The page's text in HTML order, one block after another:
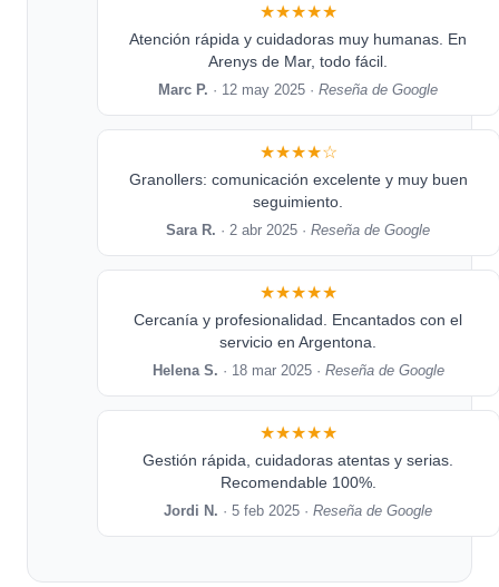
★★★★★
Atención rápida y cuidadoras muy humanas. En
Arenys de Mar, todo fácil.
Marc P. · 12 may 2025 ·Reseña de Google
★★★★☆
Granollers: comunicación excelente y muy buen
seguimiento.
Sara R. · 2 abr 2025 ·Reseña de Google
★★★★★
Cercanía y profesionalidad. Encantados con el
servicio en Argentona.
Helena S. · 18 mar 2025 · Reseña de Google
★★★★★
Gestión rápida, cuidadoras atentas y serias.
Recomendable 100%.
Jordi N. · 5 feb 2025 ·Reseña de Google